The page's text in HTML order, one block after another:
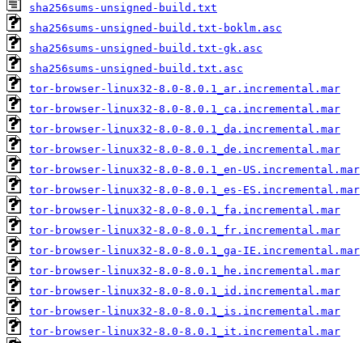
sha256sums-unsigned-build.txt
sha256sums-unsigned-build.txt-boklm.asc
sha256sums-unsigned-build.txt-gk.asc
sha256sums-unsigned-build.txt.asc
tor-browser-linux32-8.0-8.0.1_ar.incremental.mar
tor-browser-linux32-8.0-8.0.1_ca.incremental.mar
tor-browser-linux32-8.0-8.0.1_da.incremental.mar
tor-browser-linux32-8.0-8.0.1_de.incremental.mar
tor-browser-linux32-8.0-8.0.1_en-US.incremental.mar
tor-browser-linux32-8.0-8.0.1_es-ES.incremental.mar
tor-browser-linux32-8.0-8.0.1_fa.incremental.mar
tor-browser-linux32-8.0-8.0.1_fr.incremental.mar
tor-browser-linux32-8.0-8.0.1_ga-IE.incremental.mar
tor-browser-linux32-8.0-8.0.1_he.incremental.mar
tor-browser-linux32-8.0-8.0.1_id.incremental.mar
tor-browser-linux32-8.0-8.0.1_is.incremental.mar
tor-browser-linux32-8.0-8.0.1_it.incremental.mar